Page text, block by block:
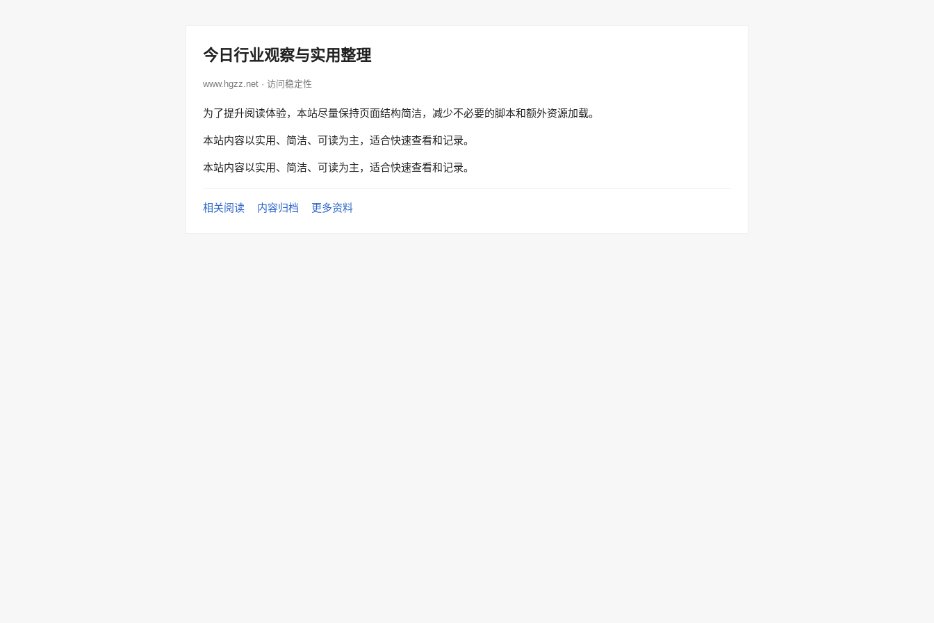
今日行业观察与实用整理
www.hgzz.net · 访问稳定性
为了提升阅读体验，本站尽量保持页面结构简洁，减少不必要的脚本和额外资源加载。
本站内容以实用、简洁、可读为主，适合快速查看和记录。
本站内容以实用、简洁、可读为主，适合快速查看和记录。
相关阅读 内容归档 更多资料